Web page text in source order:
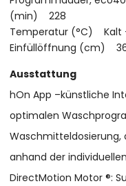
(min) 228
Temperatur (°C) Kalt
Einfüllöffnung (cm)
Ausstattung
hOn App –künstliche
optimalen
Waschmitteldosierung,
anhand der
DirectMotion Motor ®: